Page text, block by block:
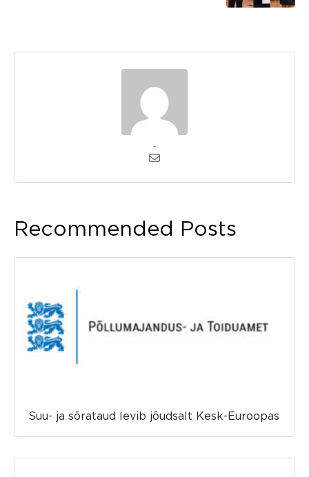
Recommended Posts
Suu- ja sõrataud levib jõudsalt Kesk-Euroopas